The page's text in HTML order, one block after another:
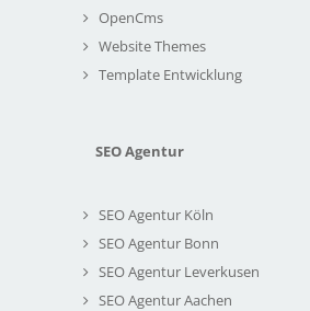
OpenCms
Website Themes
Template Entwicklung
SEO Agentur
SEO Agentur Köln
SEO Agentur Bonn
SEO Agentur Leverkusen
SEO Agentur Aachen